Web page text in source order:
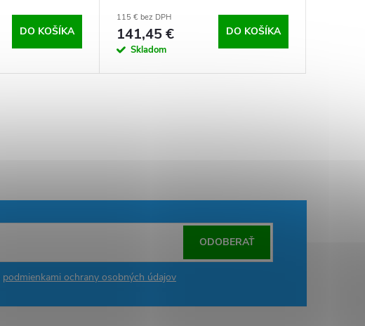
DO KOŠÍKA
115 € bez DPH
141,45 €
Skladom
DO KOŠÍKA
podmienkami ochrany osobných údajov
ODOBERAŤ